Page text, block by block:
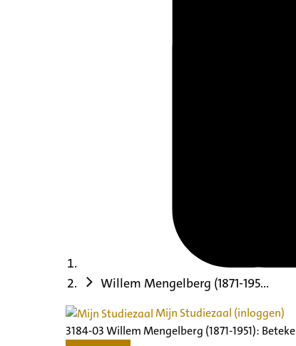
Willem Mengelberg (1871-195...
Mijn Studiezaal (inloggen)
3184-03 Willem Mengelberg (1871-1951):